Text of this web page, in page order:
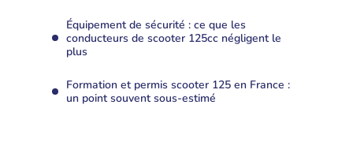
Équipement de sécurité : ce que les
conducteurs de scooter 125cc négligent le
plus
Formation et permis scooter 125 en France :
un point souvent sous-estimé